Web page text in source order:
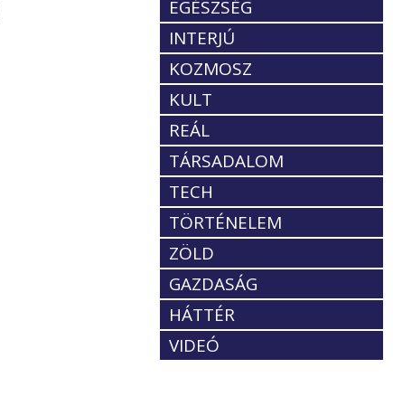
EGÉSZSÉG
INTERJÚ
KOZMOSZ
KULT
REÁL
TÁRSADALOM
TECH
TÖRTÉNELEM
ZÖLD
GAZDASÁG
HÁTTÉR
VIDEÓ